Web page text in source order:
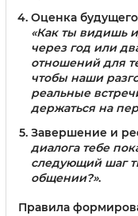
Оценка
«Как ты видишь
через год или
отношений для
чтобы наши
реальные
держаться на
Завершение и
диалога тебе
следующий шаг
общении?».
Правила